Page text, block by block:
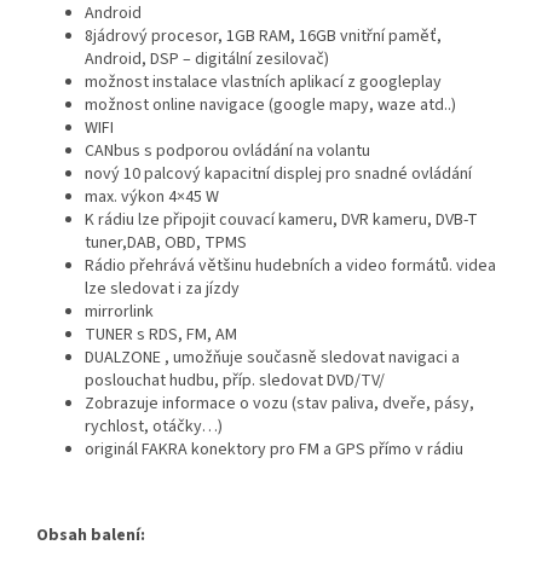
Android
8jádrový procesor, 1GB RAM, 16GB vnitřní paměť,
Android, DSP – digitální zesilovač)
možnost instalace vlastních aplikací z googleplay
možnost online navigace (google mapy, waze atd..)
WIFI
CANbus s podporou ovládání na volantu
nový 10 palcový kapacitní displej pro snadné ovládání
max. výkon 4×45 W
K rádiu lze připojit couvací kameru, DVR kameru, DVB-T
tuner,DAB, OBD, TPMS
Rádio přehrává většinu hudebních a video formátů. videa
lze sledovat i za jízdy
mirrorlink
TUNER s RDS, FM, AM
DUALZONE , umožňuje současně sledovat navigaci a
poslouchat hudbu, příp. sledovat DVD/TV/
Zobrazuje informace o vozu (stav paliva, dveře, pásy,
rychlost, otáčky…)
originál FAKRA konektory pro FM a GPS přímo v rádiu
Obsah balení: